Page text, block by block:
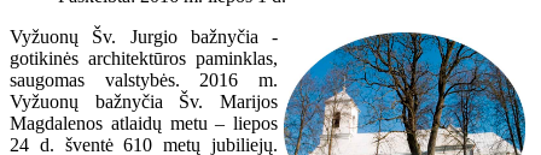
Vyžuonų Šv. Jurgio bažnyčia -
gotikinės architektūros paminklas,
saugomas valstybės. 2016 m.
Vyžuonų bažnyčia Šv. Marijos
Magdalenos atlaidų metu – liepos
24 d. šventė 610 metų jubiliejų.